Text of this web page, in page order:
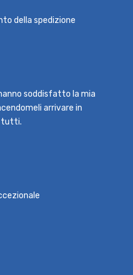
della spedizione
soddisfatto la mia
arrivare in
tutti.